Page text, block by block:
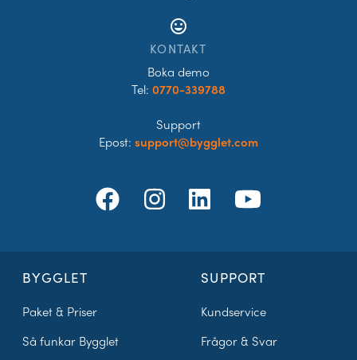
BYGGLET
Paket & Priser
Så funkar Bygglet
SUPPORT
Kundservice
Frågor & Svar
tag_faces
KONTAKT
Boka demo
Tel: 0770-339788
Support
Epost: support@bygglet.com